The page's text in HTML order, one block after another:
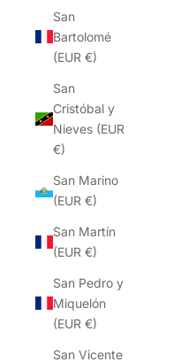
San
Bartolomé
(EUR €)
San
Cristóbal y
Nieves (EUR
€)
San Marino
(EUR €)
San Martín
(EUR €)
San Pedro y
Miquelón
(EUR €)
San Vicente